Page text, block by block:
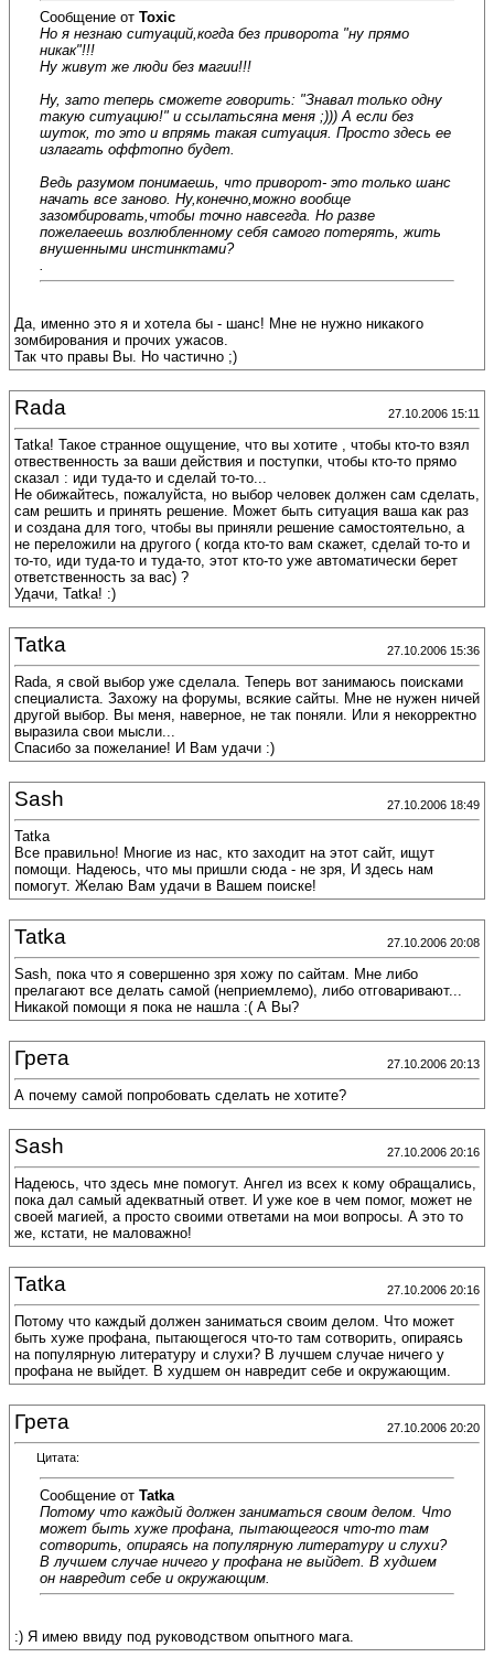
Сообщение от Toxic
Но я незнаю ситуаций,когда без приворота "ну прямо
никак"!!!
Ну живут же люди без магии!!!
Ну, зато теперь сможете говорить: "Знавал только одну
такую ситуацию!" и ссылатьсяна меня ;))) А если без
шуток, то это и впрямь такая ситуация. Просто здесь ее
излагать оффтопно будет.
Ведь разумом понимаешь, что приворот- это только шанс
начать все заново. Ну,конечно,можно вообще
зазомбировать,чтобы точно навсегда. Но разве
пожелаеешь возлюбленному себя самого потерять, жить
внушенными инстинктами?
Да, именно это я и хотела бы - шанс! Мне не нужно никакого
зомбирования и прочих ужасов.
Так что правы Вы. Но частично ;)
Rada 27.10.2006 15:11
Tatka! Такое странное ощущение, что вы хотите , чтобы кто-то взял
отвественность за ваши действия и поступки, чтобы кто-то прямо
сказал : иди туда-то и сделай то-то...
Не обижайтесь, пожалуйста, но выбор человек должен сам сделать,
сам решить и принять решение. Может быть ситуация ваша как раз
и создана для того, чтобы вы приняли решение самостоятельно, а
не переложили на другого ( когда кто-то вам скажет, сделай то-то и
то-то, иди туда-то и туда-то, этот кто-то уже автоматически берет
ответственность за вас) ?
Удачи, Tatka! :)
Tatka 27.10.2006 15:36
Rada, я свой выбор уже сделала. Теперь вот занимаюсь поисками
специалиста. Захожу на форумы, всякие сайты. Мне не нужен ничей
другой выбор. Вы меня, наверное, не так поняли. Или я некорректно
выразила свои мысли...
Спасибо за пожелание! И Вам удачи :)
Sash 27.10.2006 18:49
Tatka
Все правильно! Многие из нас, кто заходит на этот сайт, ищут
помощи. Надеюсь, что мы пришли сюда - не зря, И здесь нам
помогут. Желаю Вам удачи в Вашем поиске!
Tatka 27.10.2006 20:08
Sash, пока что я совершенно зря хожу по сайтам. Мне либо
прелагают все делать самой (неприемлемо), либо отговаривают...
Никакой помощи я пока не нашла :( А Вы?
Грета 27.10.2006 20:13
А почему самой попробовать сделать не хотите?
Sash 27.10.2006 20:16
Надеюсь, что здесь мне помогут. Ангел из всех к кому обращались,
пока дал самый адекватный ответ. И уже кое в чем помог, может не
своей магией, а просто своими ответами на мои вопросы. А это то
же, кстати, не маловажно!
Tatka 27.10.2006 20:16
Потому что каждый должен заниматься своим делом. Что может
быть хуже профана, пытающегося что-то там сотворить, опираясь
на популярную литературу и слухи? В лучшем случае ничего у
профана не выйдет. В худшем он навредит себе и окружающим.
Грета 27.10.2006 20:20
Цитата:
Сообщение от Tatka
Потому что каждый должен заниматься своим делом. Что
может быть хуже профана, пытающегося что-то там
сотворить, опираясь на популярную литературу и слухи?
В лучшем случае ничего у профана не выйдет. В худшем
он навредит себе и окружающим.
:) Я имею ввиду под руководством опытного мага.